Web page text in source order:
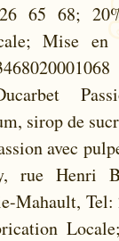
65 68;
Mise en
sirop de
avec
rue Henri
Mahault,